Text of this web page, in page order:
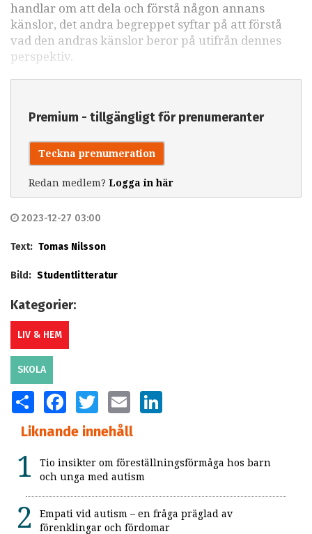
handlar om att dela och förstå någon annans
känslor, det andra begreppet syftar på att förstå
vad den andras känslor beror på utifrån dennes
perspektiv.
Premium - tillgängligt för prenumeranter
Teckna prenumeration
Redan medlem? Logga in här
2023-12-27 03:00
Text: Tomas Nilsson
Bild: Studentlitteratur
Kategorier:
LIV & HEM
SKOLA
SHARE FACEBOOKTWITTER EMAIL
Liknande innehåll
Tio insikter om föreställningsförmåga hos barn
och unga med autism
Empati vid autism – en fråga präglad av
förenklingar och fördomar